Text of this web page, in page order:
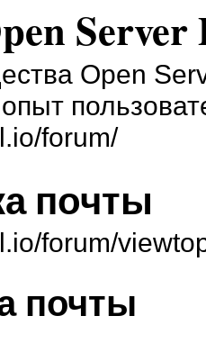
Server
Open
forum/
почты
forum/
почты